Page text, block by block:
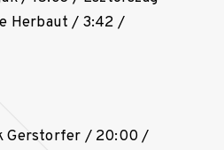
Herbaut / 3:42 /
Gerstorfer / 20:00 /